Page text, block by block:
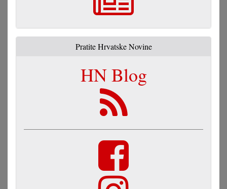
Pratite Hrvatske Novine
HN Blog